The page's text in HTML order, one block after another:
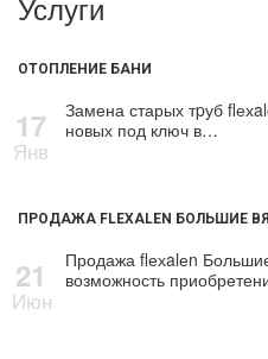
ОТОПЛЕНИЕ БАНИ
17
Янв
Замена старых тpуб
новых под ключ в…
ПРОДАЖА FLEXALEN БОЛЬШИЕ
21
Июн
Продажа flехalеn
возможность